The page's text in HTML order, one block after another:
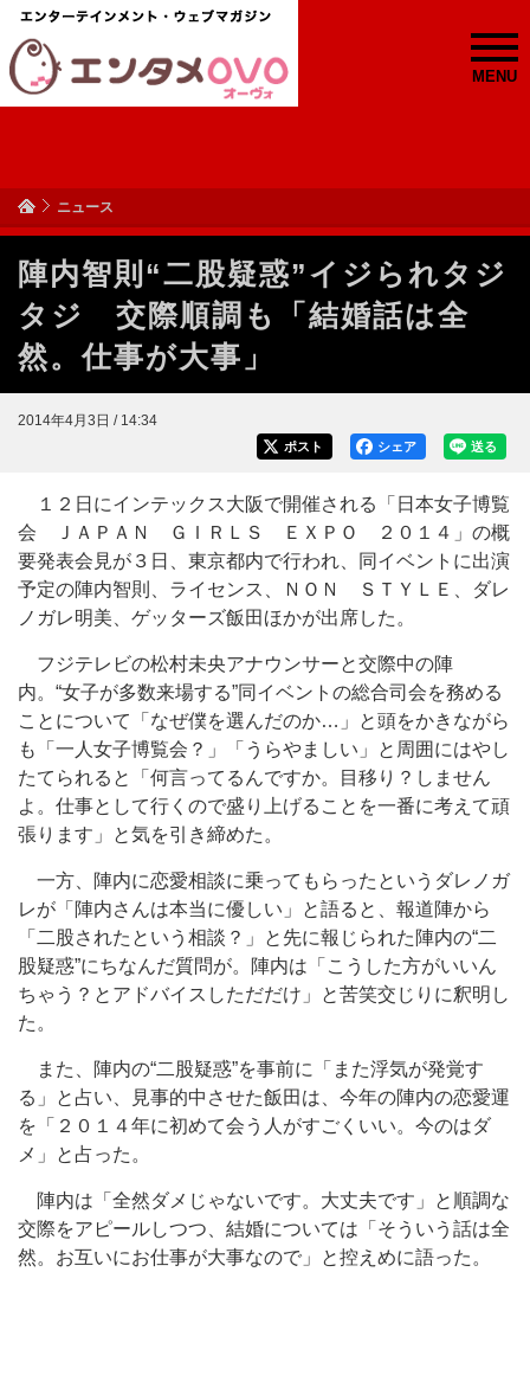
MENU
ニュース
陣内智則“二股疑惑”イジられタジ
タジ 交際順調も「結婚話は全
然。仕事が大事」
2014年4月3日 / 14:34
送る
シェア
ポスト
１２日にインテックス大阪で開催される「日本女子博覧
会 ＪＡＰＡＮ ＧＩＲＬＳ ＥＸＰＯ ２０１４」の概
要発表会見が３日、東京都内で行われ、同イベントに出演
予定の陣内智則、ライセンス、ＮＯＮ ＳＴＹＬＥ、ダレ
ノガレ明美、ゲッターズ飯田ほかが出席した。
フジテレビの松村未央アナウンサーと交際中の陣
内。“女子が多数来場する”同イベントの総合司会を務める
ことについて「なぜ僕を選んだのか…」と頭をかきながら
も「一人女子博覧会？」「うらやましい」と周囲にはやし
たてられると「何言ってるんですか。目移り？しません
よ。仕事として行くので盛り上げることを一番に考えて頑
張ります」と気を引き締めた。
一方、陣内に恋愛相談に乗ってもらったというダレノガ
レが「陣内さんは本当に優しい」と語ると、報道陣から
「二股されたという相談？」と先に報じられた陣内の“二
股疑惑”にちなんだ質問が。陣内は「こうした方がいいん
ちゃう？とアドバイスしただだけ」と苦笑交じりに釈明し
た。
また、陣内の“二股疑惑”を事前に「また浮気が発覚す
る」と占い、見事的中させた飯田は、今年の陣内の恋愛運
を「２０１４年に初めて会う人がすごくいい。今のはダ
メ」と占った。
陣内は「全然ダメじゃないです。大丈夫です」と順調な
交際をアピールしつつ、結婚については「そういう話は全
然。お互いにお仕事が大事なので」と控えめに語った。